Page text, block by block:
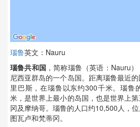
瑙鲁英文：Nauru
瑙鲁共和国，简称瑙鲁（英语：Nauru
尼西亚群岛的一个岛国。距离瑙鲁最近
里巴斯，在瑙鲁以东约300千米。瑙鲁
米，是世界上最小的岛国，也是世界上
冈及摩纳哥。瑙鲁的人口约10,500人，
图瓦卢和梵蒂冈。